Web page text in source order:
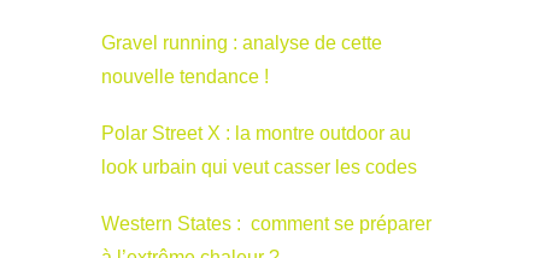
Gravel running : analyse de cette
nouvelle tendance !
Polar Street X : la montre outdoor au
look urbain qui veut casser les codes
Western States : comment se préparer